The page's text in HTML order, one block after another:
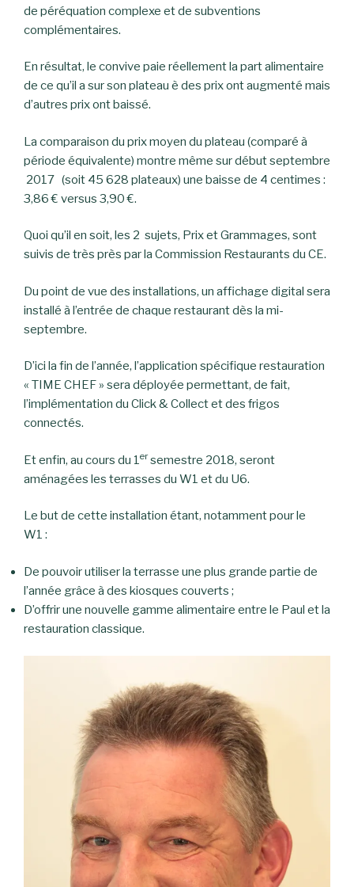
de péréquation complexe et de subventions
complémentaires.
En résultat, le convive paie réellement la part alimentaire
de ce qu’il a sur son plateau è des prix ont augmenté mais
d’autres prix ont baissé.
La comparaison du prix moyen du plateau (comparé à
période équivalente) montre même sur début septembre
2017 (soit 45 628 plateaux) une baisse de 4 centimes :
3,86 € versus 3,90 €.
Quoi qu’il en soit, les 2 sujets, Prix et Grammages, sont
suivis de très près par la Commission Restaurants du CE.
Du point de vue des installations, un affichage digital sera
installé à l’entrée de chaque restaurant dès la mi-
septembre.
D’ici la fin de l’année, l’application spécifique restauration
« TIME CHEF » sera déployée permettant, de fait,
l’implémentation du Click & Collect et des frigos
connectés.
Et enfin, au cours du 1ersemestre 2018, seront
aménagées les terrasses du W1 et du U6.
Le but de cette installation étant, notamment pour le
W1 :
De pouvoir utiliser la terrasse une plus grande partie de
l’année grâce à des kiosques couverts ;
D’offrir une nouvelle gamme alimentaire entre le Paul et la
restauration classique.